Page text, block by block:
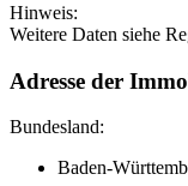
Hinweis:
Weitere Daten siehe
Adresse der
Bundesland:
Baden-